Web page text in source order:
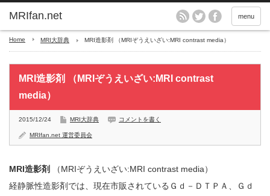
MRIfan.net menu
Home MRI大辞典 MRI造影剤 （MRIぞうえいざい:MRI contrast media）
MRI造影剤 （MRIぞうえいざい:MRI contrast
media）
2015/12/24 MRI大辞典 コメントを書く
MRIfan.net 運営委員会
MRI造影剤
（MRIぞうえいざい:MRI contrast media）
経静脈性造影剤では、現在市販されているＧｄ－ＤＴＰＡ、Ｇｄ